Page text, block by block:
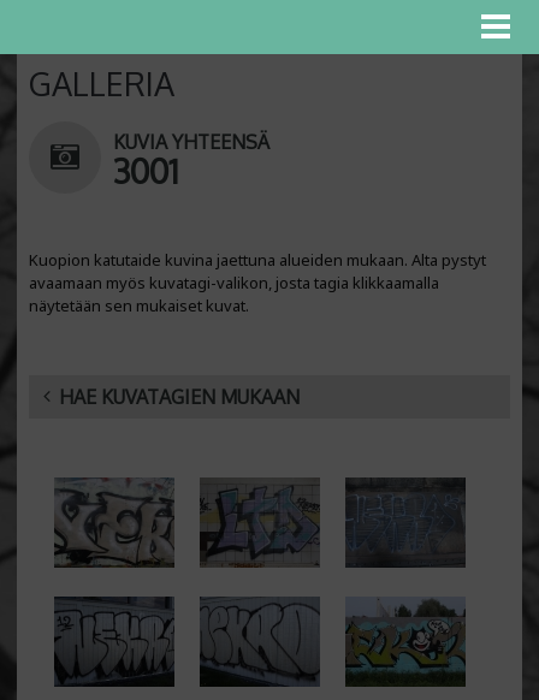
GALLERIA
KUVIA YHTEENSÄ
3001
Kuopion katutaide kuvina jaettuna alueiden mukaan. Alta pystyt
avaamaan myös kuvatagi-valikon, josta tagia klikkaamalla
näytetään sen mukaiset kuvat.
HAE KUVATAGIEN MUKAAN